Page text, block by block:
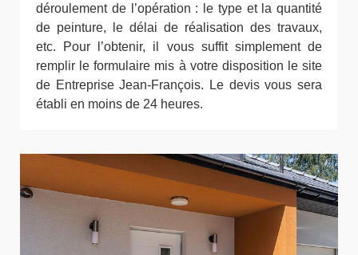
déroulement de l’opération : le type et la quantité
de peinture, le délai de réalisation des travaux,
etc. Pour l’obtenir, il vous suffit simplement de
remplir le formulaire mis à votre disposition le site
de Entreprise Jean-François. Le devis vous sera
établi en moins de 24 heures.